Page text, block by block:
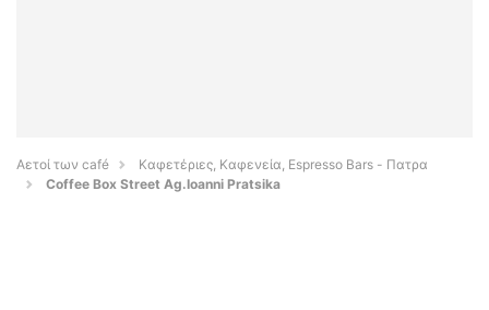
Αετοί των café
Καφετέριες, Καφενεία, Espresso Bars - Πατρα
Coffee Box Street Ag.Ioanni Pratsika